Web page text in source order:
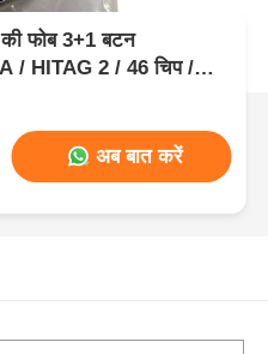
की फोब 3+1 बटन
/ HITAG 2 / 46 चिप /
अब बात करें